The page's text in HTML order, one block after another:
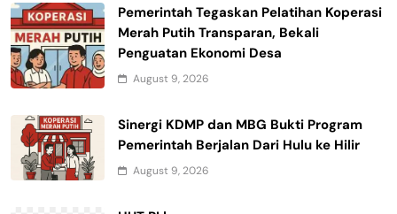
Pemerintah Tegaskan Pelatihan Koperasi
Merah Putih Transparan, Bekali
Penguatan Ekonomi Desa
August 9, 2026
Sinergi KDMP dan MBG Bukti Program
Pemerintah Berjalan Dari Hulu ke Hilir
August 9, 2026